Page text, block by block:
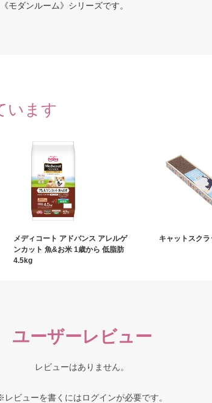
モダンルーム》シリーズです。
います
メディコート アドバンス アレルゲ
ンカット 魚&お米 1歳から 低脂肪
4.5kg
キャットスク
ユーザーレビュー
レビューはありません。
レビューを書くにはログインが必要です。